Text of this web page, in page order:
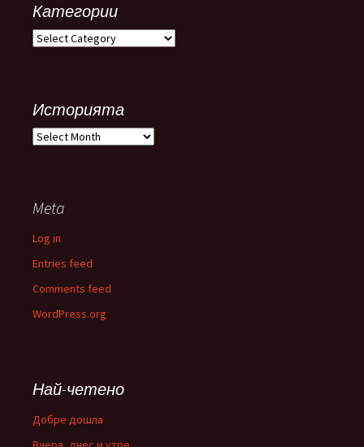
Категории
Категории
Историята
Историята
Meta
Log in
Entries feed
Comments feed
WordPress.org
Най-четено
Добре дошла